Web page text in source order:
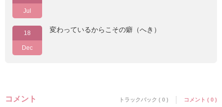
Jul
18
Dec
変わっているからこその癖（へき）
コメント トラックバック ( 0 ) コメント ( 0 )